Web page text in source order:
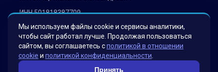
ИНН 501818387709
ОГРН 319508100030536
Политика конфиденциальности
Согласие на обработку персональных данных
Мы используем файлы cookie и сервисы аналитики,
чтобы сайт работал лучше. Продолжая пользоваться
сайтом, вы соглашаетесь сполитикой в отношении
cookie и политикой конфиденциальности
Принять